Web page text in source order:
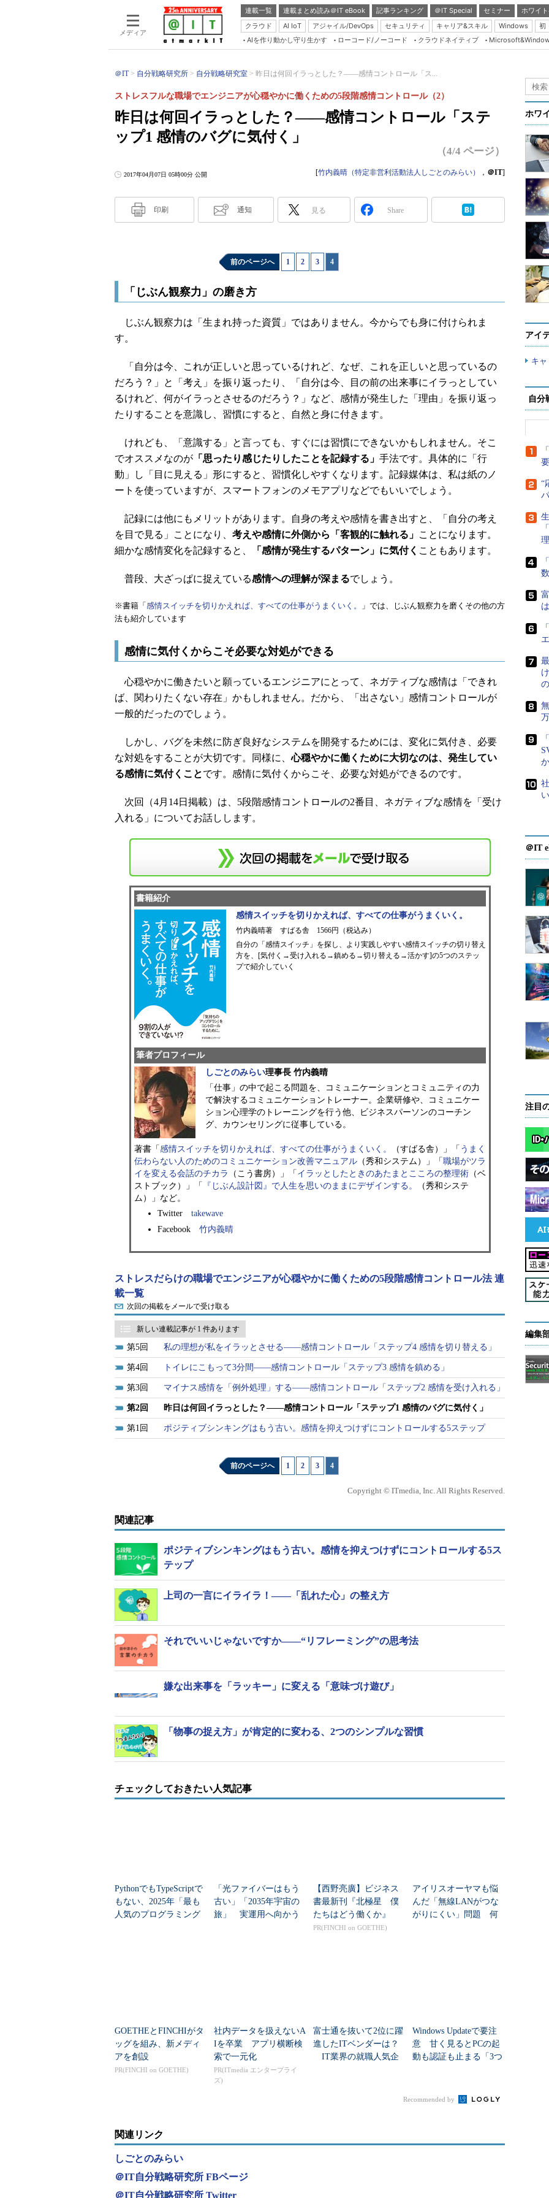
メディア
連載一覧 連載まとめ読み＠IT eBook 記事ランキング ＠IT Special セミナー
ホワイ
クラウド
AI IoT アジャイル/DevOps セキュリティ キャリア&スキル Windows
初
Server & Storage
Java Agile
Database Expert
Master of IP Network
Security & Trust
Test & Tools
AIを作り動かし守り生かす ローコード/ノーコード クラウドネイティブ
＠IT 自分戦略研究所 自分戦略研究室 昨日は何回イラっとした？――感情コントロール「ス...
昨日は何回イラっとした？――感情コントロール「ステ
ップ1 感情のバグに気付く」
ストレスフルな職場でエンジニアが心穏やかに働くための5段階感情コントロール（2）
（4/4 ページ）
2017年04月07日 05時00分 公開 [竹内義晴（特定非営利活動法人しごとのみらい） ， ＠IT]
印刷 通知 見る Share
前のページへ 1 2 3 4
「じぶん観察力」の磨き方
じぶん観察力は「生まれ持った資質」ではありません。今からでも身に付けられま
す。
「自分は今、これが正しいと思っているけれど、なぜ、これを正しいと思っているの
だろう？」と「考え」を振り返ったり、「自分は今、目の前の出来事にイラっとしてい
るけれど、何がイラっとさせるのだろう？」など、感情が発生した「理由」を振り返っ
たりすることを意識し、習慣にすると、自然と身に付きます。
けれども、「意識する」と言っても、すぐには習慣にできないかもしれません。そこ
でオススメなのが 「思ったり感じたりしたことを記録する」 手法です。具体的に「行
動」し「目に見える」形にすると、習慣化しやすくなります。記録媒体は、私は紙のノ
ートを使っていますが、スマートフォンのメモアプリなどでもいいでしょう。
記録には他にもメリットがあります。自身の考えや感情を書き出すと、「自分の考え
を目で見る」ことになり、 考えや感情に外側から「客観的に触れる」 ことになります。
細かな感情変化を記録すると、
「感情が発生するパターン」に気付く こともあります。
普段、大ざっぱに捉えている感情への理解が深まるでしょう。
※書籍「 感情スイッチを切りかえれば、すべての仕事がうまくいく。
」では、じぶん観察力を磨くその他の方
法も紹介しています
感情に気付くからこそ必要な対処ができる
心穏やかに働きたいと願っているエンジニアにとって、ネガティブな感情は「できれ
ば、関わりたくない存在」かもしれません。だから、「出さない」感情コントロールが
一般的だったのでしょう。
しかし、バグを未然に防ぎ良好なシステムを開発するためには、変化に気付き、必要
な対処をすることが大切です。同様に、心穏やかに働くために大切なのは、発生してい
る感情に気付くことです。感情に気付くからこそ、必要な対処ができるのです。
次回（4月14日掲載）は、5段階感情コントロールの2番目、ネガティブな感情を「受け
入れる」についてお話しします。
書籍紹介
感情スイッチを切りかえれば、すべての仕事がうまくいく。
竹内義晴著 すばる舎 1566円（税込み）
自分の「感情スイッチ」を探し、より実践しやすい感情スイッチの切り替え
方を、[気付く→受け入れる→鎮める→切り替える→活かす]の5つのステッ
プで紹介していく
筆者プロフィール
しごとのみらい理事長 竹内義晴
「仕事」の中で起こる問題を、コミュニケーションとコミュニティの力
で解決するコミュニケーショントレーナー。企業研修や、コミュニケー
ション心理学のトレーニングを行う他、ビジネスパーソンのコーチン
グ、カウンセリングに従事している。
著書「 感情スイッチを切りかえれば、すべての仕事がうまくいく。 （すばる舎）」「 うまく
伝わらない人のためのコミュニケーション改善マニュアル（秀和システム）」「 職場がツラ
イを変える会話のチカラ （こう書房）」「 イラッとしたときのあたまとこころの整理術（ベ
ストブック）」「
『じぶん設計図』で人生を思いのままにデザインする。
（秀和システ
ム）」など。
Twitter takewave
Facebook 竹内義晴
ストレスだらけの職場でエンジニアが心穏やかに働くための5段階感情コントロール法 連
載一覧
次回の掲載をメールで受け取る
新しい連載記事が 1 件あります
5 私の理想が私をイラッとさせる――感情コントロール「ステップ4 感情を切り替える」
4 トイレにこもって3分間――感情コントロール「ステップ3 感情を鎮める」
3 マイナス感情を「例外処理」する――感情コントロール「ステップ2 感情を受け入れる」
2 昨日は何回イラっとした？――感情コントロール「ステップ1 感情のバグに気付く」
1 ポジティブシンキングはもう古い。感情を抑えつけずにコントロールする5ステップ
前のページへ 1 2 3 4
Copyright © ITmedia, Inc. All Rights Reserved.
関連記事
ポジティブシンキングはもう古い。感情を抑えつけずにコントロールする5ス
テップ
上司の一言にイライラ！――「乱れた心」の整え方
それでいいじゃないですか――“リフレーミング”の思考法
嫌な出来事を「ラッキー」に変える「意味づけ遊び」
「物事の捉え方」が肯定的に変わる、2つのシンプルな習慣
チェックしておきたい人気記事
PythonでもTypeScriptで
もない、2025年「最も
人気のプログラミング
「光ファイバーはもう
古い」「2035年宇宙の
旅」 実運用へ向かう
【西野亮廣】ビジネス
書最新刊『北極星 僕
たちはどう働くか』
PR(FINCHI on GOETHE)
アイリスオーヤマも悩
んだ「無線LANがつな
がりにくい」問題 何
GOETHEとFINCHIがタ
ッグを組み、新メディ
アを創設
PR(FINCHI on GOETHE)
社内データを扱えないA
Iを卒業 アプリ横断検
索で一元化
PR(ITmedia エンタープライ
ズ)
富士通を抜いて2位に躍
進したITベンダーは？
IT業界の就職人気企
Windows Updateで要注
意 甘く見るとPCの起
動も認証も止まる「3つ
Recommended by
関連リンク
しごとのみらい
＠IT自分戦略研究所 FBページ
＠IT自分戦略研究所 Twitter
ホワ
アイ
キ
自分
“
か
＠IT
注目
編集